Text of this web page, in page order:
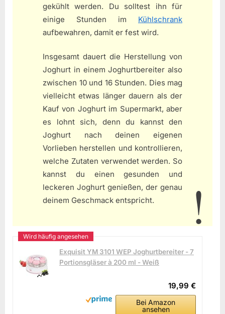
gekühlt werden. Du solltest ihn für
einige Stunden im Kühlschrank
aufbewahren, damit er fest wird.
Insgesamt dauert die Herstellung von
Joghurt in einem Joghurtbereiter also
zwischen 10 und 16 Stunden. Dies mag
vielleicht etwas länger dauern als der
Kauf von Joghurt im Supermarkt, aber
es lohnt sich, denn du kannst den
Joghurt nach deinen eigenen
Vorlieben herstellen und kontrollieren,
welche Zutaten verwendet werden. So
kannst du einen gesunden und
leckeren Joghurt genießen, der genau
deinem Geschmack entspricht.
Exquisit YM 3101 WEP Joghurtbereiter - 7
Portionsgläser à 200 ml - Weiß
19,99 €
Bei Amazon
ansehen